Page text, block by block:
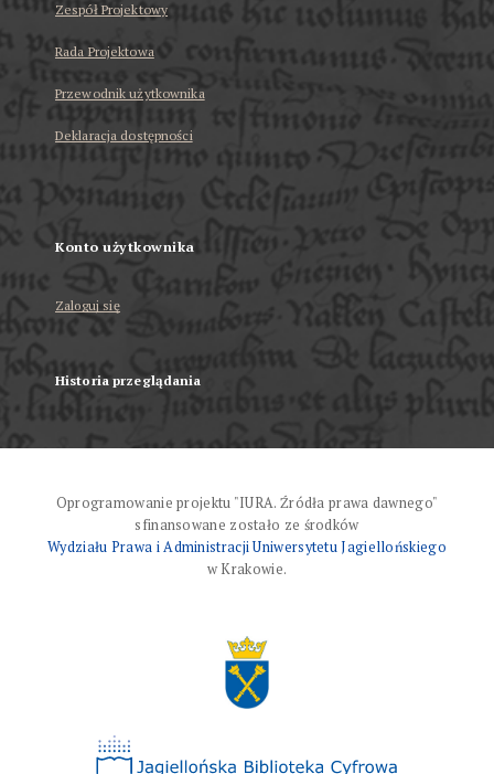
Zespół Projektowy
Rada Projektowa
Przewodnik użytkownika
Deklaracja dostępności
Konto użytkownika
Zaloguj się
Historia przeglądania
Oprogramowanie projektu "IURA. Źródła prawa dawnego"
sfinansowane zostało ze środków
Wydziału Prawa i Administracji Uniwersytetu Jagiellońskiego
w Krakowie.